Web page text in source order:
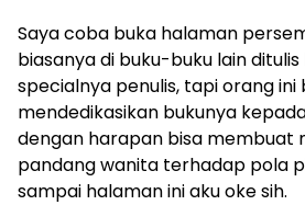
Saya coba buka halaman
biasanya di buku-buku lain
specialnya penulis, tapi orang ini
mendedikasikan bukunya
dengan harapan bisa membuat
pandang wanita terhadap pola
sampai halaman ini aku oke sih.